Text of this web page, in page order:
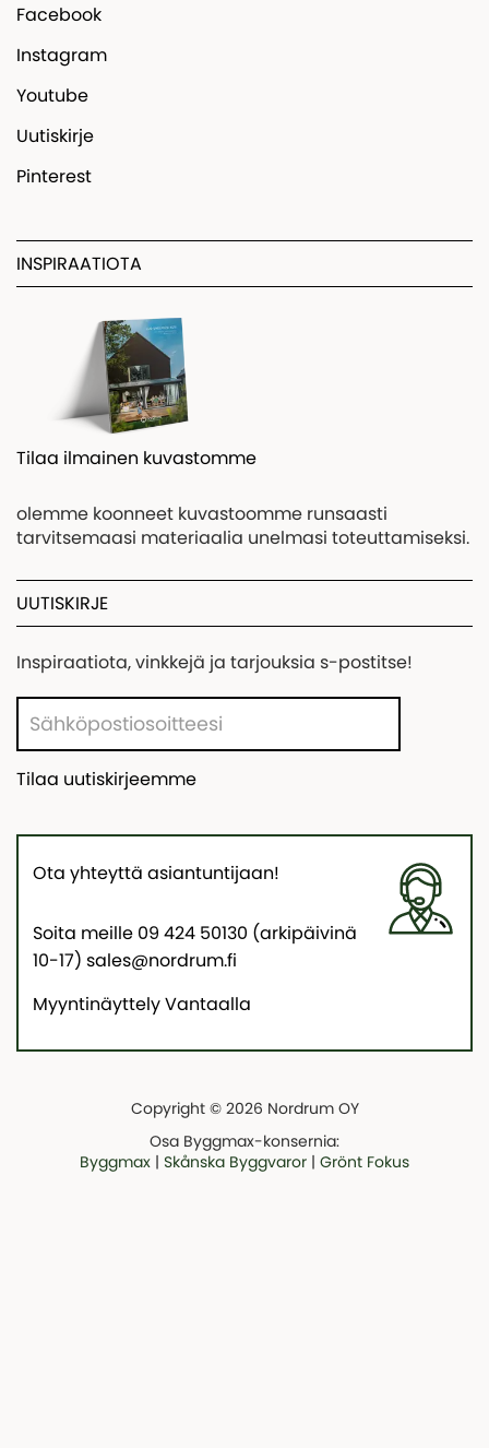
Facebook
Instagram
Youtube
Uutiskirje
Pinterest
INSPIRAATIOTA
Tilaa ilmainen kuvastomme
olemme koonneet kuvastoomme runsaasti
tarvitsemaasi materiaalia unelmasi toteuttamiseksi.
UUTISKIRJE
Inspiraatiota, vinkkejä ja tarjouksia s-postitse!
Tilaa uutiskirjeemme
Ota yhteyttä asiantuntijaan!
Soita meille 09 424 50130 (arkipäivinä
10-17) sales@nordrum.fi
Myyntinäyttely Vantaalla
Copyright © 2026 Nordrum OY
Osa Byggmax-konsernia:
Byggmax | Skånska Byggvaror | Grönt Fokus